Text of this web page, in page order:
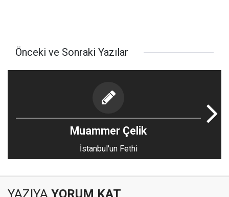
Önceki ve Sonraki Yazılar
Muammer Çelik
İstanbul'un Fethi
YAZIYA YORUM KAT